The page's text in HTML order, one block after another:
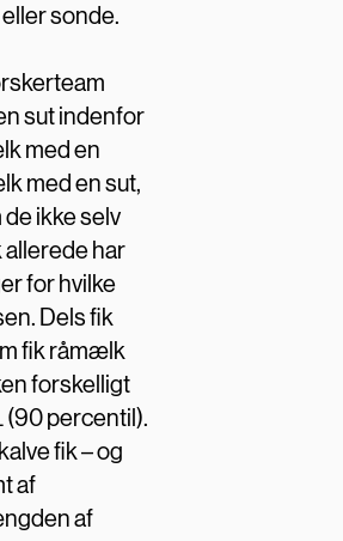
sonde.
sut indenfor
med en
med en sut,
ikke selv
allerede har
for hvilke
Dels fik
fik råmælk
forskelligt
(90 percentil).
fik – og
af
af